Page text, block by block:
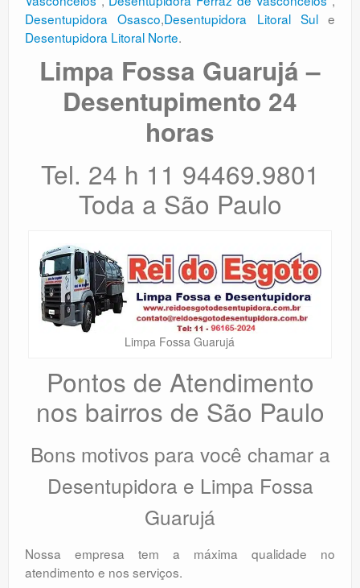
Desentupidora Osasco,Desentupidora Litoral Sule
Desentupidora Litoral Norte.
Limpa Fossa Guarujá –
Desentupimento 24
horas
Tel. 24 h 11 94469.9801
Toda a São Paulo
Limpa Fossa Guarujá
Pontos de Atendimento
nos bairros de São Paulo
Bons motivos para você chamar a
Desentupidora e Limpa Fossa
Guarujá
Nossa empresa tem a máxima qualidade no
atendimento e nos serviços.